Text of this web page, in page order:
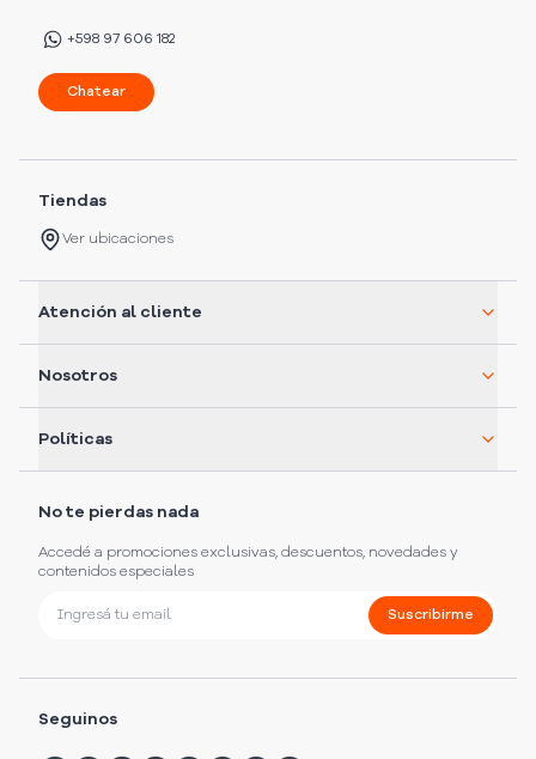
+598 97 606 182
Chatear
Tiendas
Ver ubicaciones
Atención al cliente
Nosotros
Políticas
No te pierdas nada
Accedé a promociones exclusivas, descuentos, novedades y
contenidos especiales
Suscribirme
Seguinos